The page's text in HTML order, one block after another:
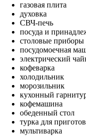
газовая плита
духовка
СВЧ-печь
посуда и
столовые приборы
посудомоечная
электрический
кофеварка
холодильник
морозильник
кухонный
кофемашина
обеденный стол
турка для
мультиварка